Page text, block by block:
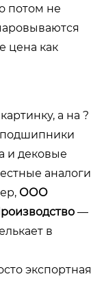
потом не
цена как
а на ?
подшипники
и дековые
аналоги
ООО
—
в
экспортная